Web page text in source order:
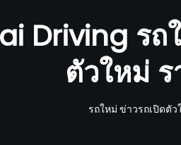
Driving รถ
ตัวใหม่
รถใหม่ ข่าวรถเปิดตัว